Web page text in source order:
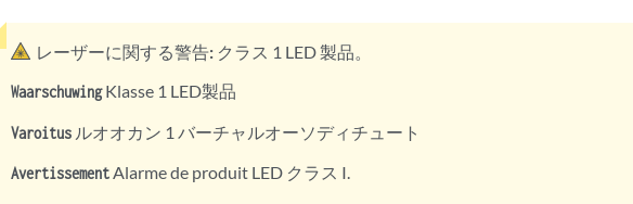
レーザーに関する警告: クラス 1 LED 製品。
WaarschuwingKlasse 1 LED製品
Varoitus ルオオカン 1 バーチャルオーソディチュート
AvertissementAlarme de produit LED クラス I.